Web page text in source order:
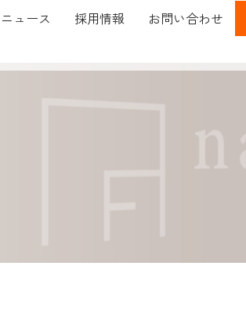
ニュース 採用情報 お問い合わせ